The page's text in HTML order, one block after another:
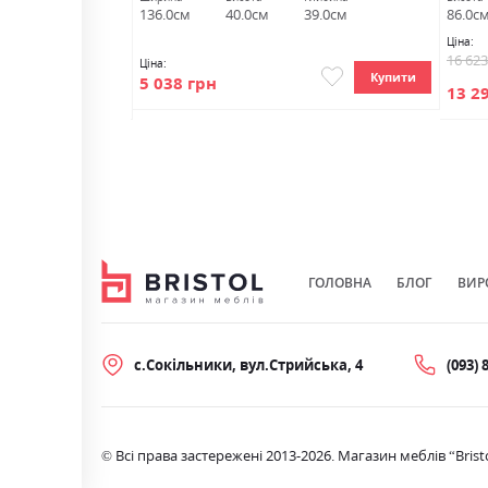
136.0см 40.0см 39.0см
Ціна:
5 038 грн Купити
86.0см
Ціна:
13
16
ГОЛОВНА БЛОГ
с.Сокільники, вул.Стрийська, 4 (093)
© Всі права застережені 2013-2026. Магазин меблів